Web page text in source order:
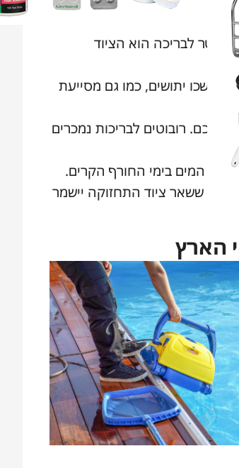
פילטר לבריכה הוא הציוד
יתושים, כמו גם מסייעת
ניקוי יעיל ועם מינימום עד 0 מאמצים מצידכם. רובוטים לבריכות נמכרים
את המים בימי החורף הקרים.
לכך ששאר ציוד התחזוקה יישמר
הארץ